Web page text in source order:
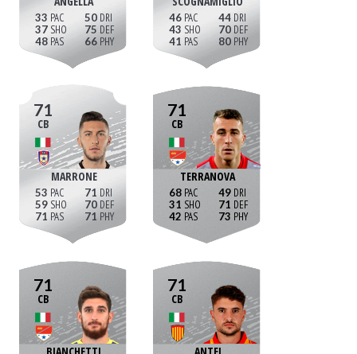
33
37
48
50
75
66
46
43
41
44
70
80
71
CB
MARRONE
53
59
71
71
70
71
71
CB
TERRANOVA
68
31
42
49
71
73
71
CB
71
CB